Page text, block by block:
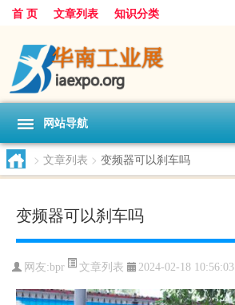
首 页 文章列表 知识分类
网站导航
> 文章列表 > 变频器可以刹车吗
变频器可以刹车吗
网友:bpr 文章列表 2024-02-18 10:56:03